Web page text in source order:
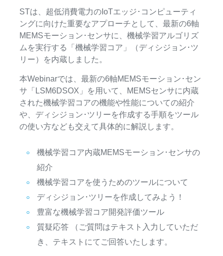
STは、超低消費電力のIoTエッジ･コンピューティ
ングに向けた重要なアプローチとして、最新の6軸
MEMSモーション･センサに、機械学習アルゴリズ
ムを実行する「機械学習コア」（ディシジョン･ツ
リー）を内蔵しました。
本Webinarでは、最新の6軸MEMSモーション･セン
サ「LSM6DSOX」を用いて、MEMSセンサに内蔵
された機械学習コアの機能や性能についての紹介
や、ディシジョン･ツリーを作成する手順をツール
の使い方なども交えて具体的に解説します。
機械学習コア内蔵MEMSモーション･センサの
紹介
機械学習コアを使うためのツールについて
ディシジョン･ツリーを作成してみよう！
豊富な機械学習コア開発評価ツール
質疑応答 （ご質問はテキスト入力していただ
き、テキストにてご回答いたします。